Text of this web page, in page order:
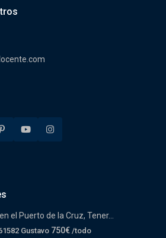
el Puerto de la Cruz, Tener...
Gustavo 750€ /todo